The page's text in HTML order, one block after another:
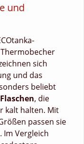
und
sich
und das
beliebt
, die
kalt halten. Mit
passen sie
Im Vergleich